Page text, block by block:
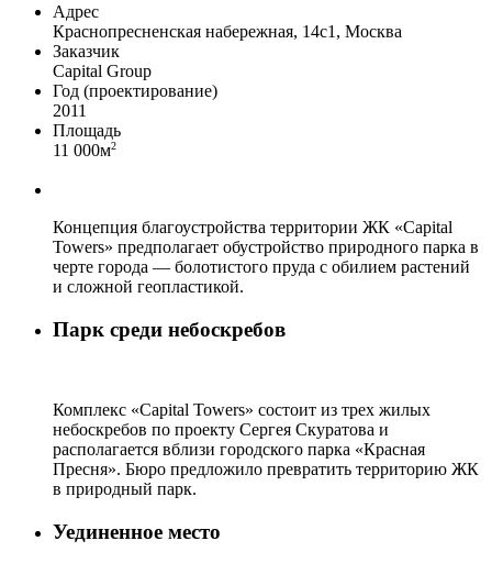
Адрес
Краснопресненская набережная, 14с1, Москва
Заказчик
Capital Group
Год (проектирование)
2011
Площадь
11 000м2
Концепция благоустройства территории ЖК «Capital
Towers» предполагает обустройство природного парка в
черте города — болотистого пруда с обилием растений
и сложной геопластикой.
Парк среди небоскребов
Комплекс «Capital Towers» состоит из трех жилых
небоскребов по проекту Сергея Скуратова и
располагается вблизи городского парка «Красная
Пресня». Бюро предложило превратить территорию ЖК
в природный парк.
Уединенное место